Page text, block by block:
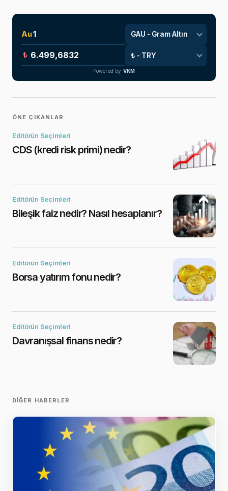
Au
₺
Powered by VKM
ÖNE ÇIKANLAR
Editörün Seçimleri
CDS (kredi risk primi) nedir?
Editörün Seçimleri
Bileşik faiz nedir? Nasıl hesaplanır?
Editörün Seçimleri
Borsa yatırım fonu nedir?
Editörün Seçimleri
Davranışsal finans nedir?
DIĞER HABERLER